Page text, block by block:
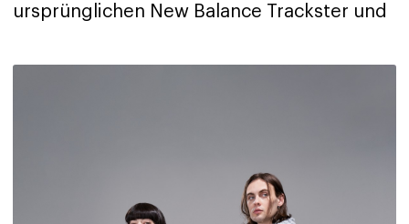
ursprünglichen New Balance Trackster und